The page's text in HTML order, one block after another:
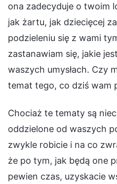
ona zadecyduje o twoim
jak żartu, jak dziecięcej
podzieleniu się z wami
zastanawiam się, jakie
waszych umysłach. Czy
temat tego, co dziś wam
Chociaż te tematy są
oddzielone od waszych
zwykle robicie i na co
że po tym, jak będą one
pewien czas, uzyskacie